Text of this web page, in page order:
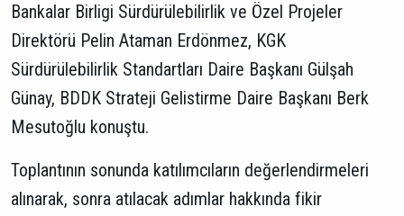
Bankalar Birligi Sürdürülebilirlik ve Özel Projeler
Direktörü Pelin Ataman Erdönmez, KGK
Sürdürülebilirlik Standartları Daire Başkanı Gülşah
Günay, BDDK Strateji Gelistirme Daire Başkanı Berk
Mesutoğlu konuştu.
Toplantının sonunda katılımcıların değerlendirmeleri
alınarak, sonra atılacak adımlar hakkında fikir